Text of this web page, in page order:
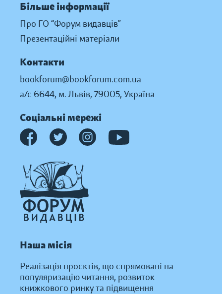
Більше інформації
Про ГО “Форум видавців”
Презентаційні матеріали
Контакти
bookforum@bookforum.com.ua
а/с 6644, м. Львів, 79005, Україна
Соціальні мережі
Наша місія
Реалізація проєктів, що спрямовані на
популяризацію читання, розвиток
книжкового ринку та підвищення